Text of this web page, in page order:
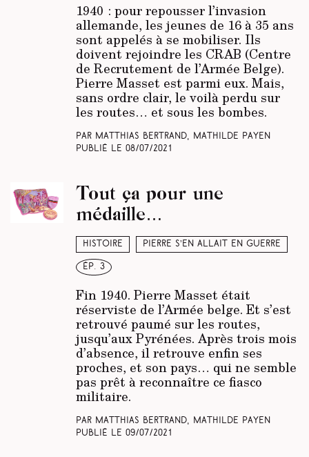
1940 : pour repousser l’invasion
allemande, les jeunes de 16 à 35 ans
sont appelés à se mobiliser. Ils
doivent rejoindre les CRAB (Centre
de Recrutement de l’Armée Belge).
Pierre Masset est parmi eux. Mais,
sans ordre clair, le voilà perdu sur
les routes… et sous les bombes.
Par Matthias Bertrand, Mathilde Payen
Publié le 08/07/2021
Histoire Pierre s’en allait en guerre
ép. 3
Tout ça pour une
médaille…
Fin 1940. Pierre Masset était
réserviste de l’Armée belge. Et s’est
retrouvé paumé sur les routes,
jusqu’aux Pyrénées. Après trois mois
d’absence, il retrouve enfin ses
proches, et son pays… qui ne semble
pas prêt à reconnaître ce fiasco
militaire.
Par Matthias Bertrand, Mathilde Payen
Publié le 09/07/2021